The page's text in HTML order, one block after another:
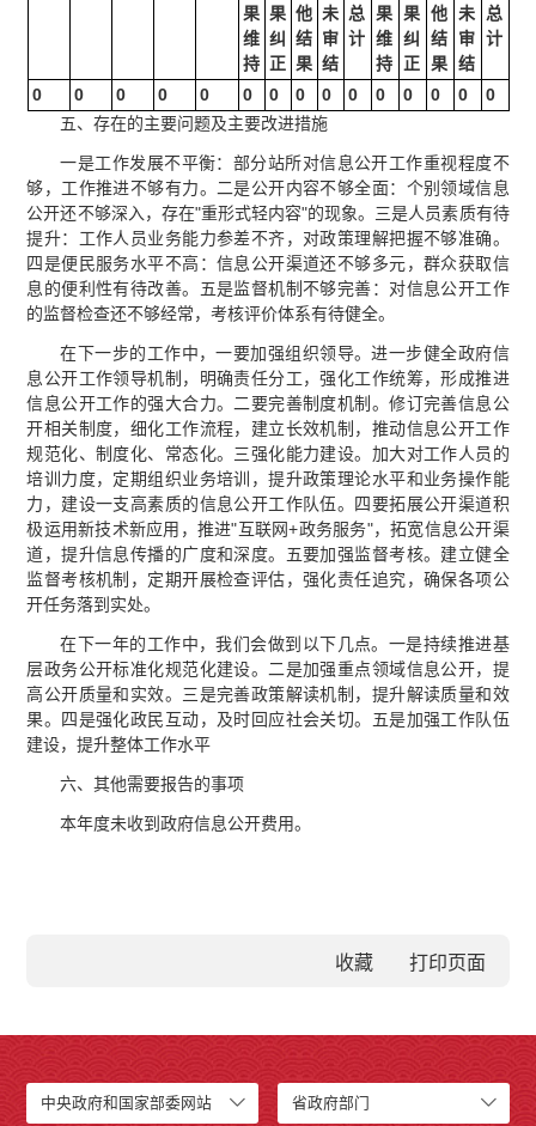
果
维
持
果
纠
正
他
结
果
未
审
结
总
计
果
维
持
果
纠
正
他
结
果
未
审
结
总
计
0 0 0 0 0 0 0 0 0 0 0 0 0 0
0
五、存在的主要问题及主要改进措施
一是工作发展不平衡：部分站所对信息公开工作重视程度不
够，工作推进不够有力。二是公开内容不够全面：个别领域信息
公开还不够深入，存在"重形式轻内容"的现象。三是人员素质有待
提升：工作人员业务能力参差不齐，对政策理解把握不够准确。
四是便民服务水平不高：信息公开渠道还不够多元，群众获取信
息的便利性有待改善。五是监督机制不够完善：对信息公开工作
的监督检查还不够经常，考核评价体系有待健全。
在下一步的工作中，一要加强组织领导。进一步健全政府信
息公开工作领导机制，明确责任分工，强化工作统筹，形成推进
信息公开工作的强大合力。二要完善制度机制。修订完善信息公
开相关制度，细化工作流程，建立长效机制，推动信息公开工作
规范化、制度化、常态化。三强化能力建设。加大对工作人员的
培训力度，定期组织业务培训，提升政策理论水平和业务操作能
力，建设一支高素质的信息公开工作队伍。四要拓展公开渠道积
极运用新技术新应用，推进"互联网+政务服务"，拓宽信息公开渠
道，提升信息传播的广度和深度。五要加强监督考核。建立健全
监督考核机制，定期开展检查评估，强化责任追究，确保各项公
开任务落到实处。
在下一年的工作中，我们会做到以下几点。一是持续推进基
层政务公开标准化规范化建设。二是加强重点领域信息公开，提
高公开质量和实效。三是完善政策解读机制，提升解读质量和效
果。四是强化政民互动，及时回应社会关切。五是加强工作队伍
建设，提升整体工作水平
六、其他需要报告的事项
本年度未收到政府信息公开费用。
收藏
中央政府和国家部委网站 省政府部门